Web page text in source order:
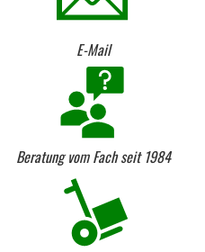
E-Mail
Beratung vom Fach seit 1984